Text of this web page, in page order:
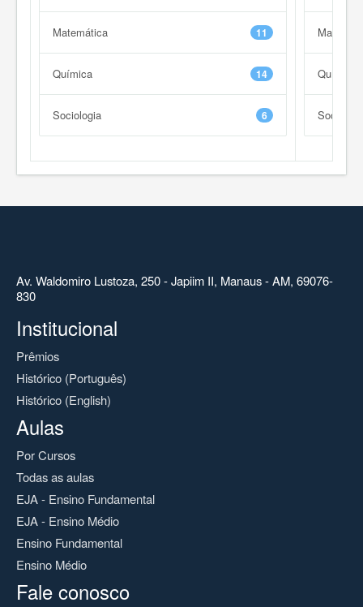
11
Matemática
14
Química
6
Sociologia
Química
Av. Waldomiro Lustoza, 250 - Japiim II, Manaus - AM, 69076-
830
Institucional
Prêmios
Histórico (Português)
Histórico (English)
Aulas
Por Cursos
Todas as aulas
EJA - Ensino Fundamental
EJA - Ensino Médio
Ensino Fundamental
Ensino Médio
Fale conosco